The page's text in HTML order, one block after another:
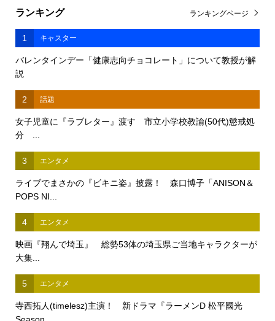
ランキング
1 キャスター
バレンタインデー「健康志向チョコレート」について教授が解
説
2 話題
女子児童に『ラブレター』渡す 市立小学校教諭(50代)懲戒処
分 ...
3 エンタメ
ライブでまさかの『ビキニ姿』披露！ 森口博子「ANISON＆
POPS NI...
4 エンタメ
映画『翔んで埼玉』 総勢53体の埼玉県ご当地キャラクターが
大集...
5 エンタメ
寺西拓人(timelesz)主演！ 新ドラマ『ラーメンD 松平國光
Season...
ランキングページ